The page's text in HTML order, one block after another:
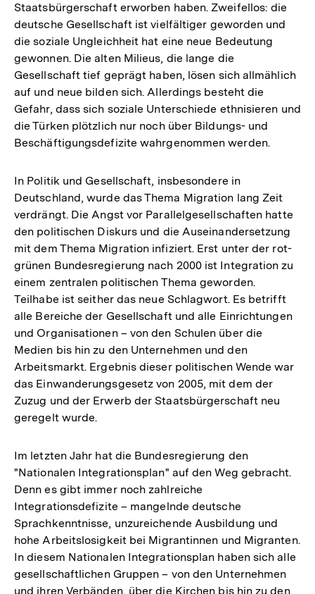
Staatsbürgerschaft erworben haben. Zweifellos: die
deutsche Gesellschaft ist vielfältiger geworden und
die soziale Ungleichheit hat eine neue Bedeutung
gewonnen. Die alten Milieus, die lange die
Gesellschaft tief geprägt haben, lösen sich allmählich
auf und neue bilden sich. Allerdings besteht die
Gefahr, dass sich soziale Unterschiede ethnisieren und
die Türken plötzlich nur noch über Bildungs- und
Beschäftigungsdefizite wahrgenommen werden.
In Politik und Gesellschaft, insbesondere in
Deutschland, wurde das Thema Migration lang Zeit
verdrängt. Die Angst vor Parallelgesellschaften hatte
den politischen Diskurs und die Auseinandersetzung
mit dem Thema Migration infiziert. Erst unter der rot-
grünen Bundesregierung nach 2000 ist Integration zu
einem zentralen politischen Thema geworden.
Teilhabe ist seither das neue Schlagwort. Es betrifft
alle Bereiche der Gesellschaft und alle Einrichtungen
und Organisationen – von den Schulen über die
Medien bis hin zu den Unternehmen und den
Arbeitsmarkt. Ergebnis dieser politischen Wende war
das Einwanderungsgesetz von 2005, mit dem der
Zuzug und der Erwerb der Staatsbürgerschaft neu
geregelt wurde.
Im letzten Jahr hat die Bundesregierung den
"Nationalen Integrationsplan" auf den Weg gebracht.
Denn es gibt immer noch zahlreiche
Integrationsdefizite – mangelnde deutsche
Sprachkenntnisse, unzureichende Ausbildung und
hohe Arbeitslosigkeit bei Migrantinnen und Migranten.
In diesem Nationalen Integrationsplan haben sich alle
gesellschaftlichen Gruppen – von den Unternehmen
und ihren Verbänden, über die Kirchen bis hin zu den